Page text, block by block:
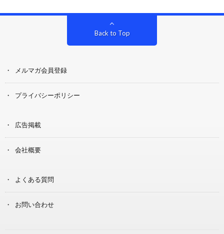
Back to Top
メルマガ会員登録
プライバシーポリシー
広告掲載
会社概要
よくある質問
お問い合わせ